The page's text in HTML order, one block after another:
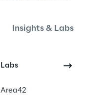
Insights & Labs
Labs
Area42